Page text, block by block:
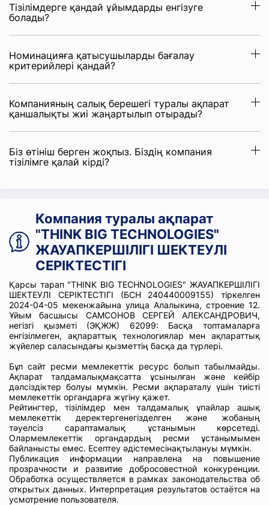
Тізілімдерге қандай ұйымдарды енгізуге
болады?
Номинацияға қатысушыларды бағалау
критерийлері қандай?
Компанияның салық берешегі туралы ақпарат
қаншалықты жиі жаңартылып отырады?
Біз өтініш берген жоқпыз. Біздің компания
тізілімге қалай кірді?
Компания туралы ақпарат
"THINK BIG TECHNOLOGIES"
ЖАУАПКЕРШІЛІГІ ШЕКТЕУЛІ
СЕРІКТЕСТІГІ
Қарсы тарап "THINK BIG TECHNOLOGIES" ЖАУАПКЕРШІЛІГІ
ШЕКТЕУЛІ СЕРІКТЕСТІГІ (БСН 240440009155) тіркелген
2024-04-05 мекенжайына улица Алалыкина, строение 12.
Ұйым басшысы САМСОНОВ СЕРГЕЙ АЛЕКСАНДРОВИЧ,
негізгі қызметі (ЭҚЖЖ) 62099: Басқа топтамаларға
енгізілмеген, ақпараттық технологиялар мен ақпараттық
жүйелер саласындағы қызметтің басқа да түрлері.
Бұл сайт ресми мемлекеттік ресурс болып табылмайды.
Ақпарат талдамалықмақсатта ұсынылған және кейбір
дәлсіздіктер болуы мүмкін. Ресми ақпараталу үшін тиісті
мемлекеттік органдарға жүгіну қажет.
Рейтингтер, тізілімдер мен талдамалық ұпайлар ашық
мемлекеттік деректергенегізделген және жобаның
тәуелсіз сараптамалық ұстанымын көрсетеді.
Олармемлекеттік органдардың ресми ұстанымымен
байланысты емес. Есептеу әдістемесінақтылануы мүмкін.
Публикация информации направлена на повышение
прозрачности и развитие добросовестной конкуренции.
Обработка осуществляется в рамках законодательства об
открытых данных. Интерпретация результатов остаётся на
усмотрение пользователя.